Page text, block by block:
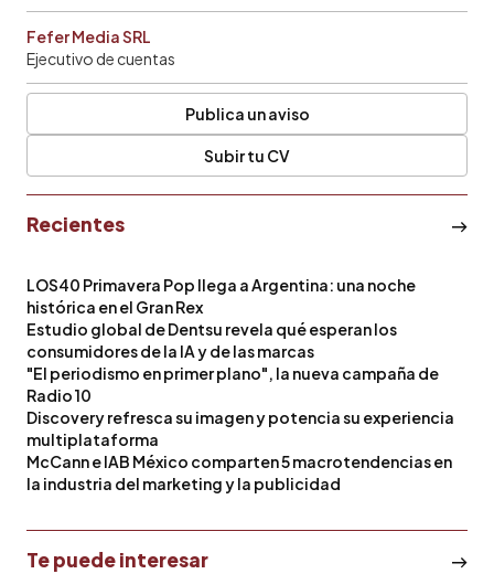
Fefer Media SRL
Ejecutivo de cuentas
Publica un aviso
Subir tu CV
Recientes
LOS40 Primavera Pop llega a Argentina: una noche
histórica en el Gran Rex
Estudio global de Dentsu revela qué esperan los
consumidores de la IA y de las marcas
"El periodismo en primer plano", la nueva campaña de
Radio 10
Discovery refresca su imagen y potencia su experiencia
multiplataforma
McCann e IAB México comparten 5 macrotendencias en
la industria del marketing y la publicidad
Te puede interesar